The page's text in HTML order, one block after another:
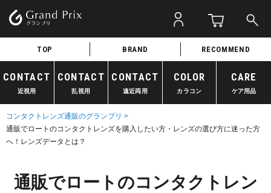
TOP BRAND RECOMMEND
CONTACT
近視用
CONTACT
乱視用
CONTACT
遠近両用
COLOR
カラコン
CARE
ケア用品
コンタクトレンズ通販のグランプリ >
通販でロートのコンタクトレンズを購入したい方・レンズの選び方に迷った方
へ！レンズデータとは？
通販でロートのコンタクトレン